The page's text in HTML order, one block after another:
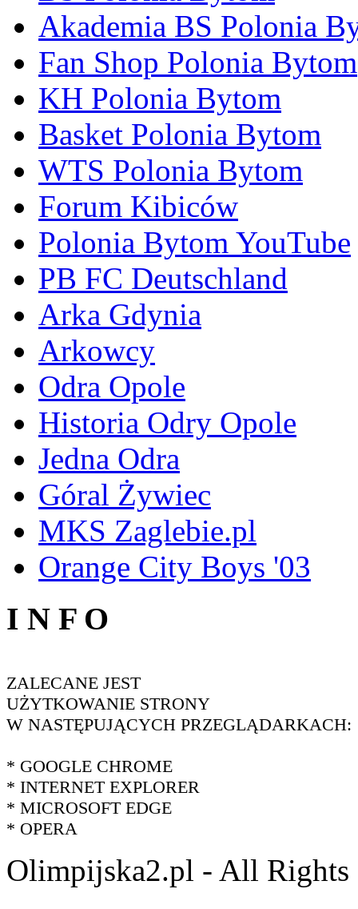
Akademia BS Polonia
Fan Shop Polonia Bytom
KH Polonia Bytom
Basket Polonia Bytom
WTS Polonia Bytom
Forum Kibiców
Polonia Bytom YouTube
PB FC Deutschland
Arka Gdynia
Arkowcy
Odra Opole
Historia Odry Opole
Jedna Odra
Góral Żywiec
MKS Zaglebie.pl
Orange City Boys '03
I N F O
ZALECANE JEST
UŻYTKOWANIE STRONY
W NASTĘPUJĄCYCH PRZEGLĄDARKACH:
* GOOGLE CHROME
* INTERNET EXPLORER
* MICROSOFT EDGE
* OPERA
Olimpijska2.pl - All Rights